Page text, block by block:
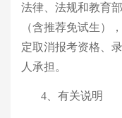
法律、法规和教育
（含推荐免试生）
定取消报考资格、
人承担。
4、有关说明